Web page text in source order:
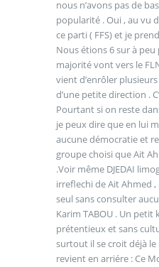
nous n’avons pas de
popularité . Oui , au vu
ce parti ( FFS) et je
Nous étions 6 sur à
majorité vont vers le
vient d’enrôler
d’une petite direction .
Pourtant si on reste
je peux dire que en lui
aucune démocratie et
groupe choisi que Ait
.Voir même DJEDAI
irreflechi de Ait Ahmed
seul sans consulter
Karim TABOU . Un
prétentieux et sans
surtout il se croit déjà
revient en arriére : Ce